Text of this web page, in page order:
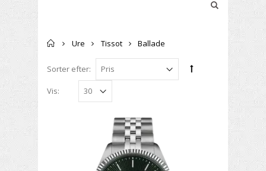
Forside
Ure Tissot Ballade
Sorter efter:
Vis: